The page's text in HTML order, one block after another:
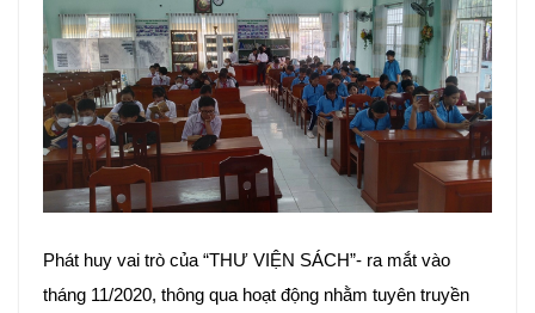
Phát huy vai trò của “THƯ VIỆN SÁCH”- ra mắt vào
tháng 11/2020, thông qua hoạt động nhằm tuyên truyền